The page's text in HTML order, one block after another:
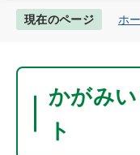
現在のページ ホ
かがみ
ト